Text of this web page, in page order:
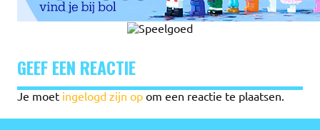
GEEF EEN REACTIE
Je moet ingelogd zijn op om een reactie te plaatsen.